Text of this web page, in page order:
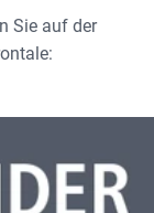
Sie auf der